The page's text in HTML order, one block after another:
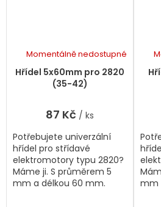
Hřídel 5x60mm pro 2820
(35-42)
Momentálně nedostupné
87 Kč / ks
Potřebujete univerzální
hřídel pro střídavé
elektromotory typu 2820?
Máme ji. S průměrem 5
mm a délkou 60 mm.
mm